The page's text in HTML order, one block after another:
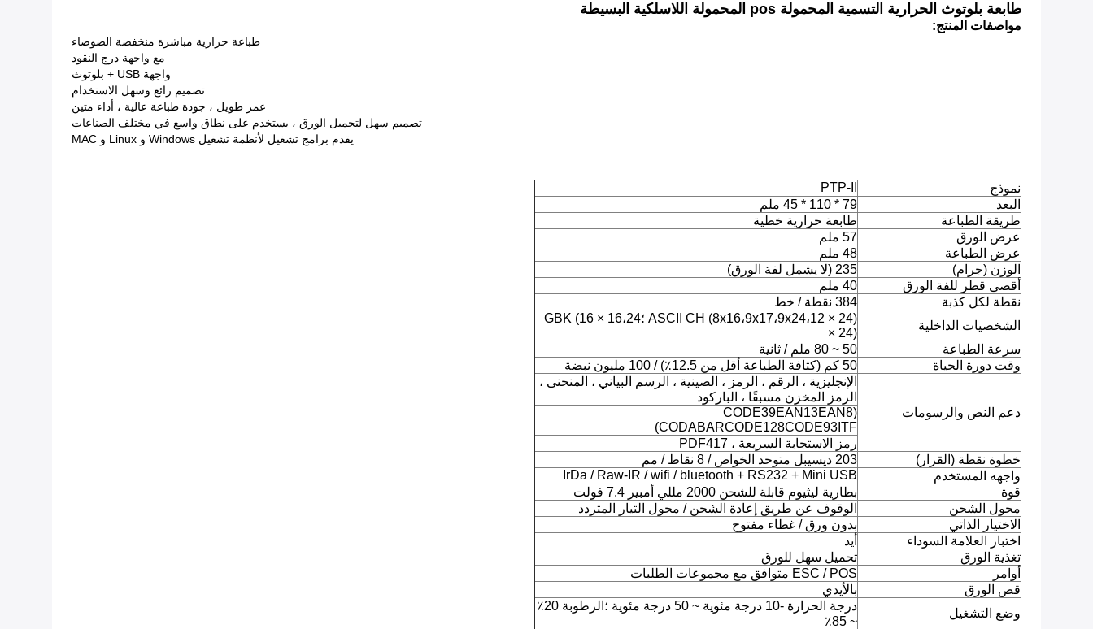
طابعة بلوتوث الحرارية التسمية المحمولة pos المحمولة اللاسلكية البسيطة
مواصفات المنتج:
طباعة حرارية مباشرة منخفضة الضوضاء
مع واجهة درج النقود
واجهة USB + بلوتوث
تصميم رائع وسهل الاستخدام
عمر طويل ، جودة طباعة عالية ، أداء متين
تصميم سهل لتحميل الورق ، يستخدم على نطاق واسع في مختلف الصناعات
يقدم برامج تشغيل لأنظمة تشغيل Windows و Linux و MAC
نموذج
PTP-II
البعد
79 * 110 * 45 ملم
طريقة الطباعة
طابعة حرارية خطية
عرض الورق
57 ملم
عرض الطباعة
48 ملم
الوزن (جرام)
235 (لا يشمل لفة الورق)
أقصى قطر للفة الورق
40 ملم
نقطة لكل كذبة
384 نقطة / خط
الشخصيات الداخلية
ASCII CH (8x16،9x17،9x24،12 × 24) ؛GBK (16 × 16،24
× 24)
سرعة الطباعة
50 ~ 80 ملم / ثانية
وقت دورة الحياة
50 كم (كثافة الطباعة أقل من 12.5٪) / 100 مليون نبضة
دعم النص والرسومات
الإنجليزية ، الرقم ، الرمز ، الصينية ، الرسم البياني ، المنحنى ،
الرمز المخزن مسبقًا ، الباركود
(CODE39EAN13EAN8
CODABARCODE128CODE93ITF)
رمز الاستجابة السريعة ، PDF417
خطوة نقطة (القرار)
203 ديسيبل متوحد الخواص / 8 نقاط / مم
واجهه المستخدم
IrDa / Raw-IR / wifi / bluetooth + RS232 + Mini USB
قوة
بطارية ليثيوم قابلة للشحن 2000 مللي أمبير 7.4 فولت
محول الشحن
الوقوف عن طريق إعادة الشحن / محول التيار المتردد
الاختيار الذاتي
بدون ورق / غطاء مفتوح
اختبار العلامة السوداء
أيد
تغذية الورق
تحميل سهل للورق
أوامر
ESC / POS متوافق مع مجموعات الطلبات
قص الورق
بالأيدي
وضع التشغيل
درجة الحرارة -10 درجة مئوية ~ 50 درجة مئوية ؛الرطوبة 20٪
~ 85٪